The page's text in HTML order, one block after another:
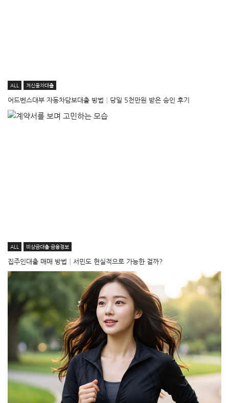
ALL 저신용자대출
어드벤스대부 자동차담보대출 방법│당일 5천만원 받은 승인 후기
ALL 비상금대출·금융정보
집주인대출 매매 방법│서민도 현실적으로 가능한 걸까?